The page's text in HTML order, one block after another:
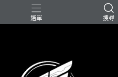
選單 搜尋